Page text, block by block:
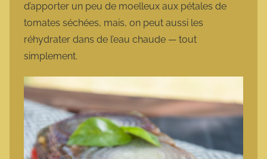
d’apporter un peu de moelleux aux pétales de
tomates séchées, mais, on peut aussi les
réhydrater dans de l’eau chaude — tout
simplement.